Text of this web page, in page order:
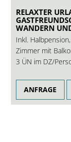
RELAXTER
WANDERN
Inkl.
Zimmer mit
3 ÜN im DZ/
ANFRAGE